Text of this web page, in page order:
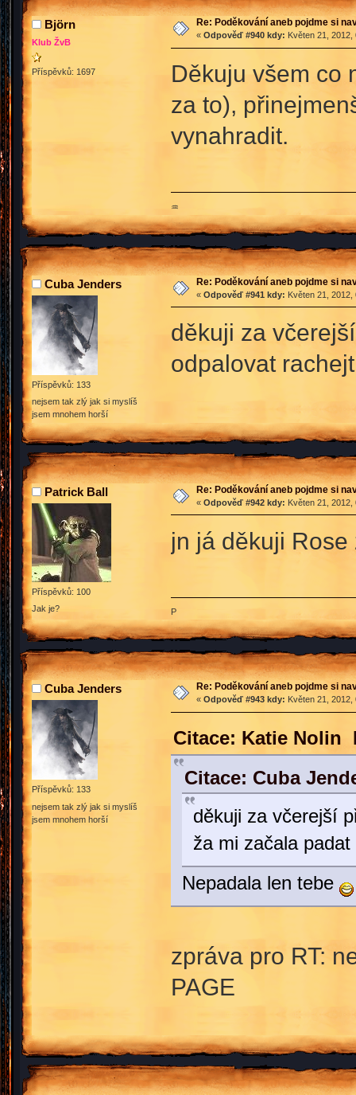
Björn
Klub ŽvB
Příspěvků: 1697
Re: Poděkování aneb pojdme si
« Odpověď #940 kdy: Květen 21, 2012,
Děkuju všem co
za to),
vynahradit.
♒
Cuba Jenders
Příspěvků: 133
nejsem tak zlý jak si myslíš
jsem mnohem horší
Re: Poděkování aneb pojdme si
« Odpověď #941 kdy: Květen 21, 2012,
děkuji za
odpalovat
Patrick Ball
Příspěvků: 100
Jak je?
Re: Poděkování aneb pojdme si
« Odpověď #942 kdy: Květen 21, 2012,
jn já děkuji Rose
P
Cuba Jenders
Příspěvků: 133
nejsem tak zlý jak si myslíš
jsem mnohem horší
Re: Poděkování aneb pojdme si
« Odpověď #943 kdy: Květen 21,
Citace: Katie Nolin
Citace: Cuba
děkuji za včerejší
ža mi začala
Nepadala len tebe
zpráva pro RT:
PAGE